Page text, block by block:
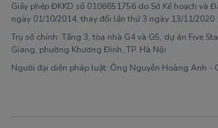
Giấy phép ĐKKD số 0106651756 do Sở Kế hoạch và
ngày 01/10/2014, thay đổi lần thứ 3 ngày 13/11/2020
Trụ sở chính: Tầng 3, tòa nhà G4 và G5, dự án Five
Giang, phường Khương Đình, TP. Hà Nội
Người đại diện pháp luật: Ông Nguyễn Hoàng Anh -